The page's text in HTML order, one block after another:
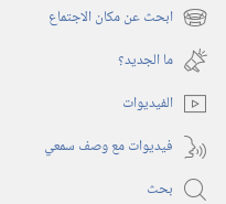
نافذة ابحث عن مكان الاجتماع (يفتح
نافذة
جديدة)
ما الجديد؟‏
الفيديوات
فيديوات مع وصف سمعي
بحث